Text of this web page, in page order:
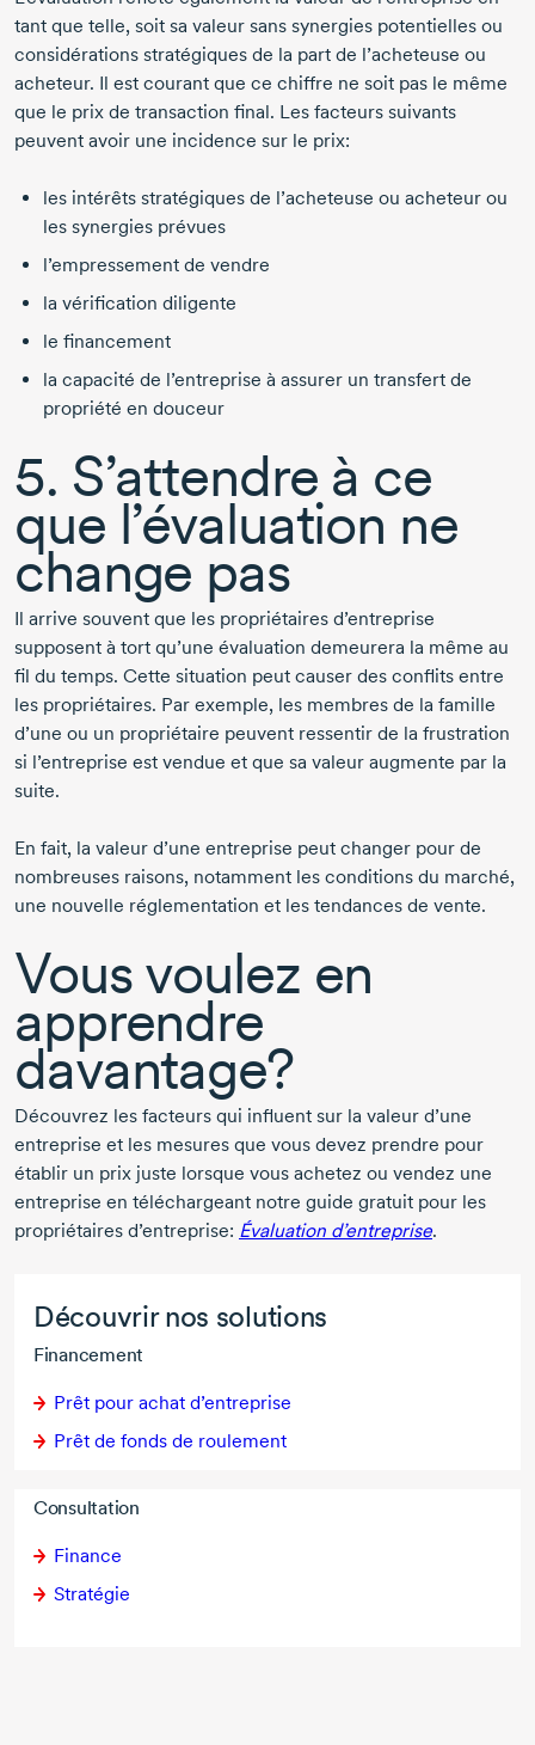
Découvrir nos solutions
Financement
Prêt pour achat d’entreprise
Prêt de fonds de roulement
Consultation
Finance
Stratégie
tant que telle, soit sa valeur sans synergies potentielles ou
considérations stratégiques de la part de l’acheteuse ou
acheteur. Il est courant que ce chiffre ne soit pas le même
que le prix de transaction final. Les facteurs suivants
peuvent avoir une incidence sur le prix:
les intérêts stratégiques de l’acheteuse ou acheteur ou
les synergies prévues
l’empressement de vendre
la vérification diligente
le financement
la capacité de l’entreprise à assurer un transfert de
propriété en douceur
5. S’attendre à ce
que l’évaluation ne
change pas
Il arrive souvent que les propriétaires d’entreprise
supposent à tort qu’une évaluation demeurera la même au
fil du temps. Cette situation peut causer des conflits entre
les propriétaires. Par exemple, les membres de la famille
d’une ou un propriétaire peuvent ressentir de la frustration
si l’entreprise est vendue et que sa valeur augmente par la
suite.
En fait, la valeur d’une entreprise peut changer pour de
nombreuses raisons, notamment les conditions du marché,
une nouvelle réglementation et les tendances de vente.
Vous voulez en
apprendre
davantage?
Découvrez les facteurs qui influent sur la valeur d’une
entreprise et les mesures que vous devez prendre pour
établir un prix juste lorsque vous achetez ou vendez une
entreprise en téléchargeant notre guide gratuit pour les
propriétaires d’entreprise: Évaluation d’entreprise.